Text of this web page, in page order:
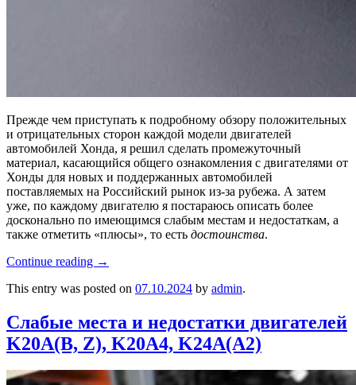
Прежде чем приступать к подробному обзору положительных
и отрицательных сторон каждой модели двигателей
автомобилей Хонда, я решил сделать промежуточный
материал, касающийся общего ознакомления с двигателями от
Хонды для новых и поддержанных автомобилей
поставляемых на Российский рынок из-за рубежа. А затем
уже, по каждому двигателю я постараюсь описать более
досконально по имеющимся слабым местам и недостаткам, а
также отметить «плюсы», то есть достоинства.
Continue reading →
This entry was posted on 07.10.2024 by admin.
Слабые места и недостатки двигателей
K20A(B, Z), K20A4, K24A(A2)